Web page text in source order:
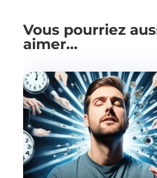
Vous pourriez
aimer…